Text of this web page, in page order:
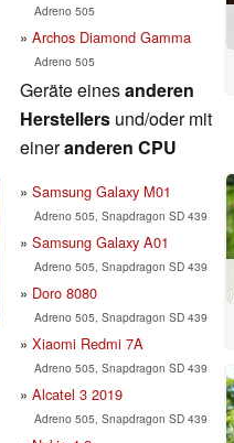
Adreno 505
Archos Diamond Gamma
Adreno 505
Geräte einesanderen
Herstellers und/oder mit
eineranderen CPU
Samsung Galaxy M01
Adreno 505, Snapdragon SD 439
Samsung Galaxy A01
Adreno 505, Snapdragon SD 439
Doro 8080
Adreno 505, Snapdragon SD 439
Xiaomi Redmi 7A
Adreno 505, Snapdragon SD 439
Alcatel 3 2019
Adreno 505, Snapdragon SD 439